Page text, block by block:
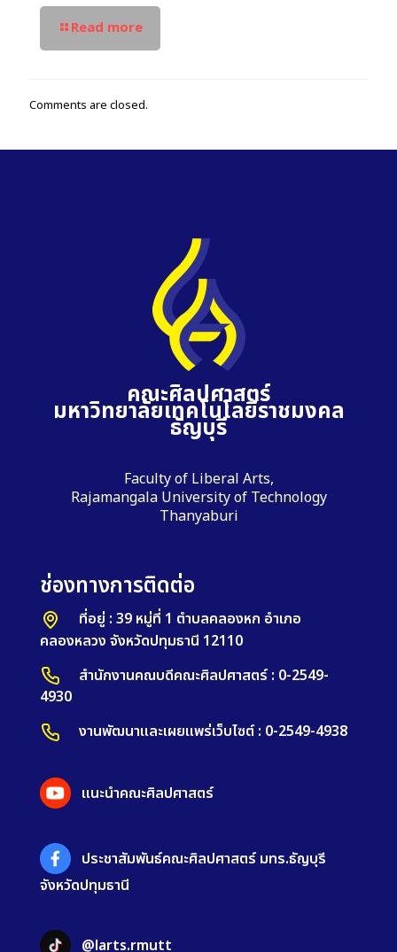
Read more
Comments are closed.
คณะศิลปศาสตร์
มหาวิทยาลัยเทคโนโลยีราชมงคล
ธัญบุรี
Faculty of Liberal Arts,
Rajamangala University of Technology
Thanyaburi
ช่องทางการติดต่อ
ที่อยู่ : 39 หมู่ที่ 1 ตำบลคลองหก อำเภอ
คลองหลวง จังหวัดปทุมธานี 12110
สำนักงานคณบดีคณะศิลปศาสตร์ : 0-2549-
4930
งานพัฒนาและเผยแพร่เว็บไซต์ : 0-2549-4938
แนะนำคณะศิลปศาสตร์
ประชาสัมพันธ์คณะศิลปศาสตร์ มทร.ธัญบุรี
จังหวัดปทุมธานี
@larts.rmutt